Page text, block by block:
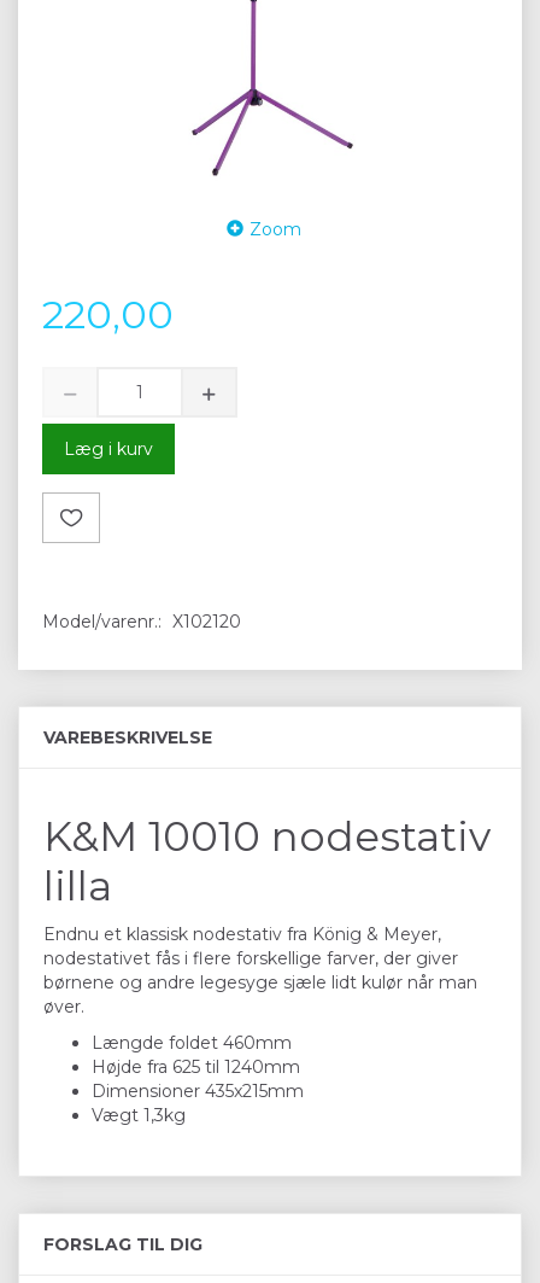
Zoom
220,00
Læg i kurv
Model/varenr.: X102120
VAREBESKRIVELSE
K&M 10010 nodestativ
lilla
Endnu et klassisk nodestativ fra König & Meyer,
nodestativet fås i flere forskellige farver, der giver
børnene og andre legesyge sjæle lidt kulør når man
øver.
Længde foldet 460mm
Højde fra 625 til 1240mm
Dimensioner 435x215mm
Vægt 1,3kg
FORSLAG TIL DIG